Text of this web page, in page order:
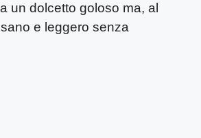
un dolcetto goloso ma, al
e leggero senza